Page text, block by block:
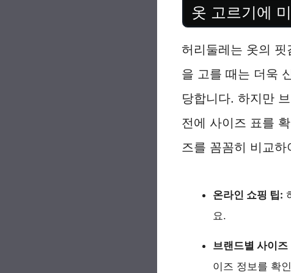
옷 고르기에
허리둘레는 옷의
을 고를 때는 더욱
당합니다. 하지만
전에 사이즈 표를
즈를 꼼꼼히 비교
온라인 쇼핑 팁:
요.
브랜드별 사이즈
이즈 정보를 확